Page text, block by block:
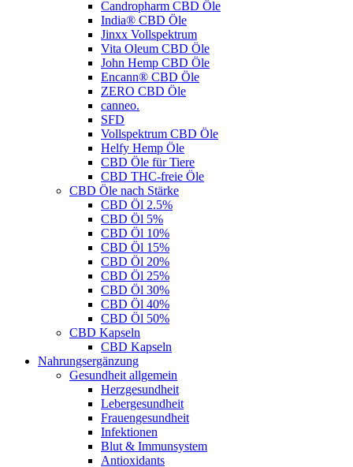
Candropharm CBD Öle
India® CBD Öle
Jinxx Vollspektrum
Vita Oleum CBD Öle
John Hemp CBD Öle
Encann® CBD Öle
ZERO CBD Öle
canneo.
SFD
Vollspektrum CBD Öle
Helfy Hemp Öle
CBD Öle für Tiere
CBD THC-freie Öle
CBD Öle nach Stärke
CBD Öl 2.5%
CBD Öl 5%
CBD Öl 10%
CBD Öl 15%
CBD Öl 20%
CBD Öl 25%
CBD Öl 30%
CBD Öl 40%
CBD Öl 50%
CBD Kapseln
CBD Kapseln
Nahrungsergänzung
Gesundheit allgemein
Herzgesundheit
Lebergesundheit
Frauengesundheit
Infektionen
Blut & Immunsystem
Antioxidants